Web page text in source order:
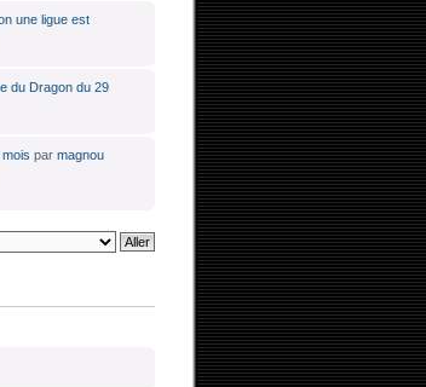
une ligue est
du Dragon du 29
par magnou